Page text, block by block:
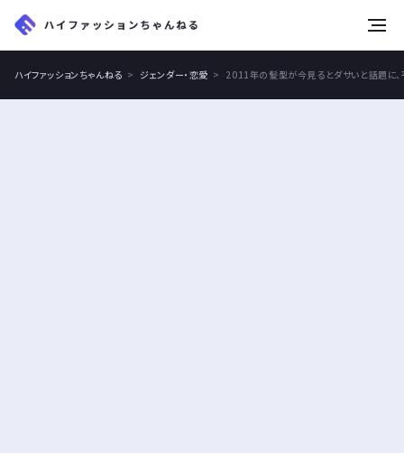
ハイファッションちゃんねる ジェンダー・恋愛 2011年の髪型が今見るとダサいと話題に